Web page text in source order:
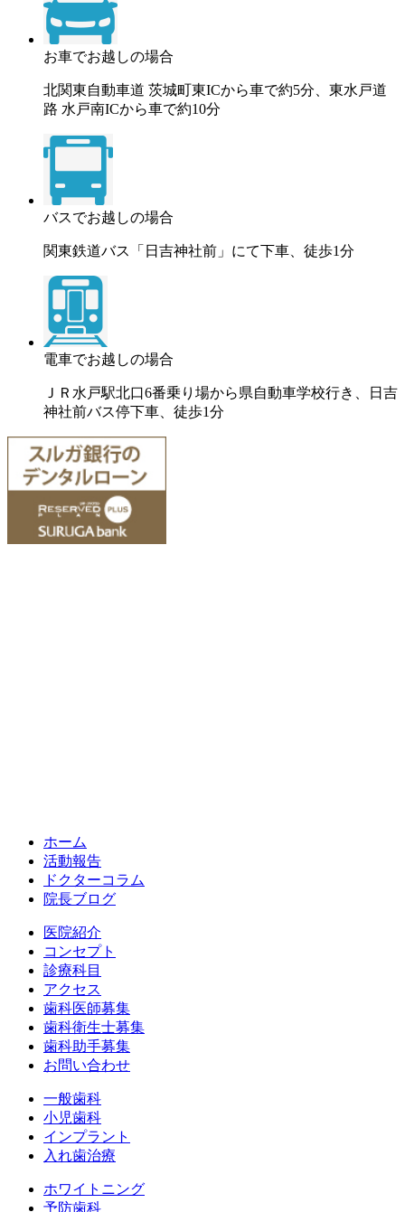
お車でお越しの場合
北関東自動車道 茨城町東ICから車で約5分、東水戸道
路 水戸南ICから車で約10分
バスでお越しの場合
関東鉄道バス「日吉神社前」にて下車、徒歩1分
電車でお越しの場合
ＪＲ水戸駅北口6番乗り場から県自動車学校行き、日吉
神社前バス停下車、徒歩1分
ホーム
活動報告
ドクターコラム
院長ブログ
医院紹介
コンセプト
診療科目
アクセス
歯科医師募集
歯科衛生士募集
歯科助手募集
お問い合わせ
一般歯科
小児歯科
インプラント
入れ歯治療
ホワイトニング
予防歯科